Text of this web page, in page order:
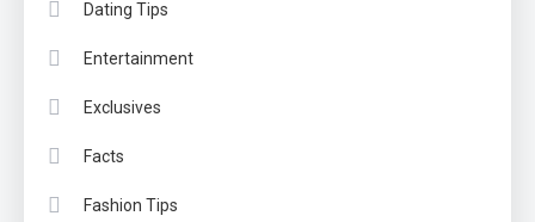
Dating Tips
Entertainment
Exclusives
Facts
Fashion Tips